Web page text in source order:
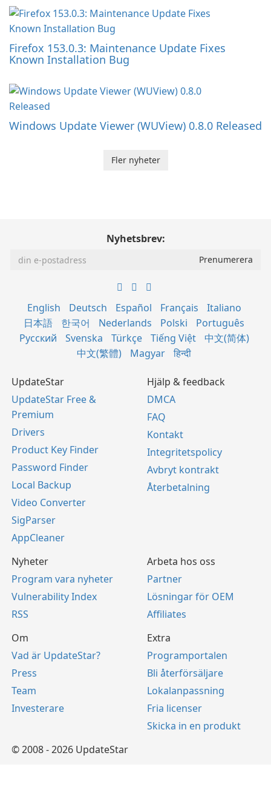
Firefox 153.0.3: Maintenance Update Fixes
Known Installation Bug
Windows Update Viewer (WUView) 0.8.0 Released
Fler nyheter
Nyhetsbrev:
English Deutsch Español Français
Italiano
日本語
한국어 Nederlands Polski
Português
Русский
Svenska Türkçe Tiếng Việt
中文(简体)
中文(繁體)
Magyar हिन्दी
UpdateStar
UpdateStar Free &
Premium
Drivers
Product Key Finder
Password Finder
Local Backup
Video Converter
SigParser
AppCleaner
Hjälp & feedback
DMCA
FAQ
Kontakt
Integritetspolicy
Avbryt kontrakt
Återbetalning
Nyheter
Program vara nyheter
Vulnerability Index
RSS
Arbeta hos oss
Partner
Lösningar för OEM
Affiliates
Om
Vad är UpdateStar?
Press
Team
Investerare
Extra
Programportalen
Bli återförsäljare
Lokalanpassning
Fria licenser
Skicka in en produkt
© 2008 - 2026 UpdateStar